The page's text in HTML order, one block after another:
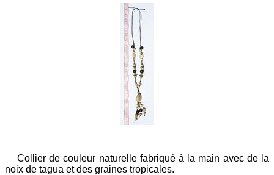
Collier de couleur naturelle fabriqué à la main avec de la
noix de tagua et des graines tropicales.